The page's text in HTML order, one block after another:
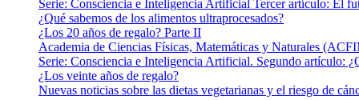
Serie: Consciencia e Inteligencia Artificial Tercer artículo: El
¿Qué sabemos de los alimentos ultraprocesados?
¿Los 20 años de regalo? Parte II
Academia de Ciencias Físicas, Matemáticas y Naturales
Serie: Consciencia e Inteligencia Artificial. Segundo artículo:
¿Los veinte años de regalo?
Nuevas noticias sobre las dietas vegetarianas y el riesgo de